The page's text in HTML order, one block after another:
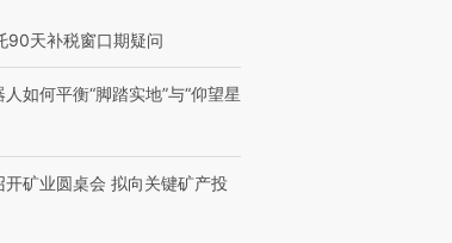
90天补税窗口期疑问
如何平衡“脚踏实地”与“仰望星
开矿业圆桌会 拟向关键矿产投